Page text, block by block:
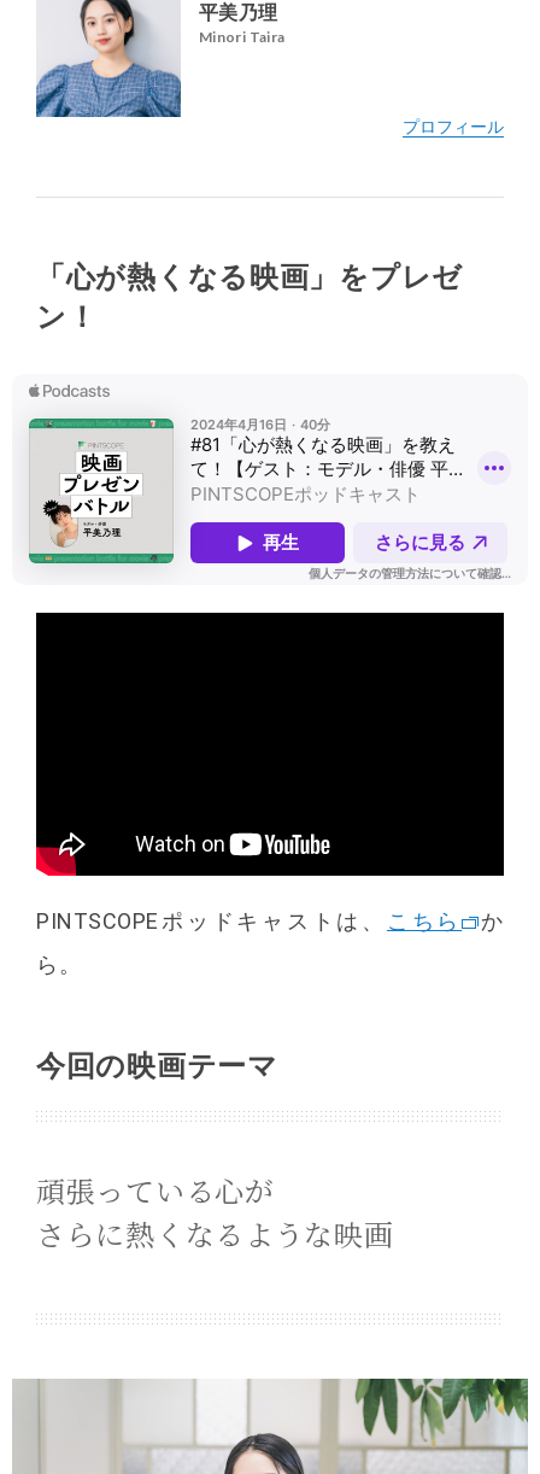
平美乃理
Minori Taira
「心が熱くなる映画」をプレゼ
ン！
PINTSCOPEポッドキャストは、 こちら
か
ら。
今回の映画テーマ
頑張っている心が
さらに熱くなるような映画